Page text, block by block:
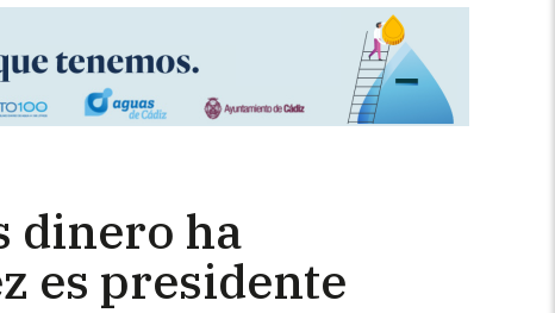
dinero ha
es presidente